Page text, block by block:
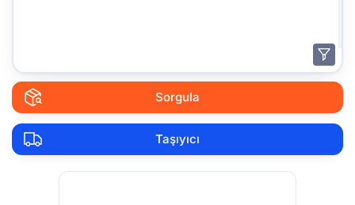
Sorgula
Taşıyıcı